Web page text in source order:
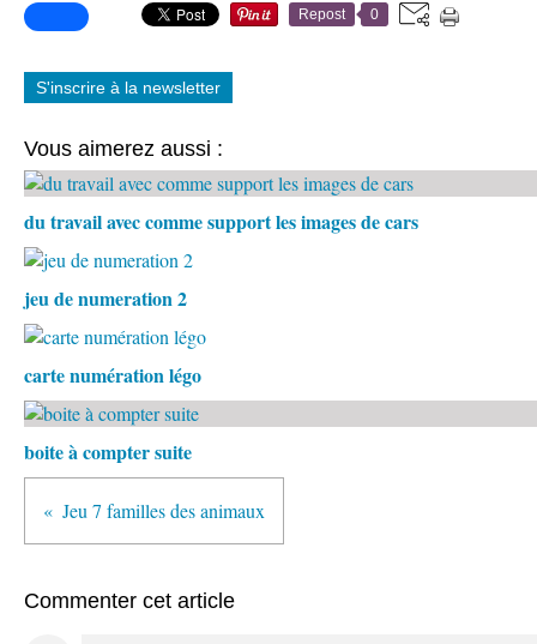
Repost 0
S'inscrire à la newsletter
Vous aimerez aussi :
du travail avec comme support les images de cars
jeu de numeration 2
carte numération légo
boite à compter suite
Jeu 7 familles des animaux
Commenter cet article